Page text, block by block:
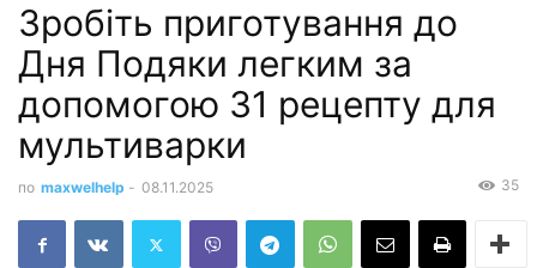
Зробіть приготування до
Дня Подяки легким за
допомогою 31 рецепту для
мультиварки
по maxwelhelp - 08.11.2025 35